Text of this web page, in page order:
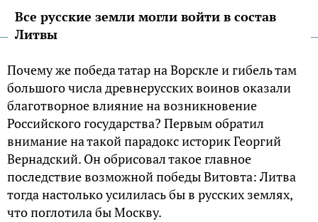
Все русские земли могли войти в состав
Литвы
Почему же победа татар на Ворскле и гибель там
большого числа древнерусских воинов оказали
благотворное влияние на возникновение
Российского государства? Первым обратил
внимание на такой парадокс историк Георгий
Вернадский. Он обрисовал такое главное
последствие возможной победы Витовта: Литва
тогда настолько усилилась бы в русских землях,
что поглотила бы Москву.